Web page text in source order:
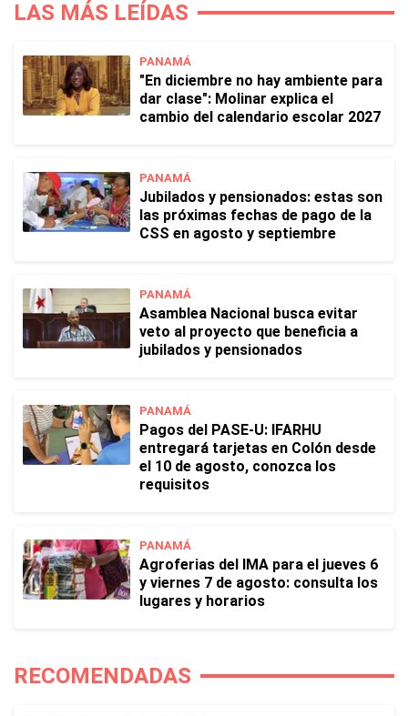
LAS MÁS LEÍDAS
PANAMÁ
"En diciembre no hay ambiente para
dar clase": Molinar explica el
cambio del calendario escolar 2027
PANAMÁ
Jubilados y pensionados: estas son
las próximas fechas de pago de la
CSS en agosto y septiembre
PANAMÁ
Asamblea Nacional busca evitar
veto al proyecto que beneficia a
jubilados y pensionados
PANAMÁ
Pagos del PASE-U: IFARHU
entregará tarjetas en Colón desde
el 10 de agosto, conozca los
requisitos
PANAMÁ
Agroferias del IMA para el jueves 6
y viernes 7 de agosto: consulta los
lugares y horarios
RECOMENDADAS